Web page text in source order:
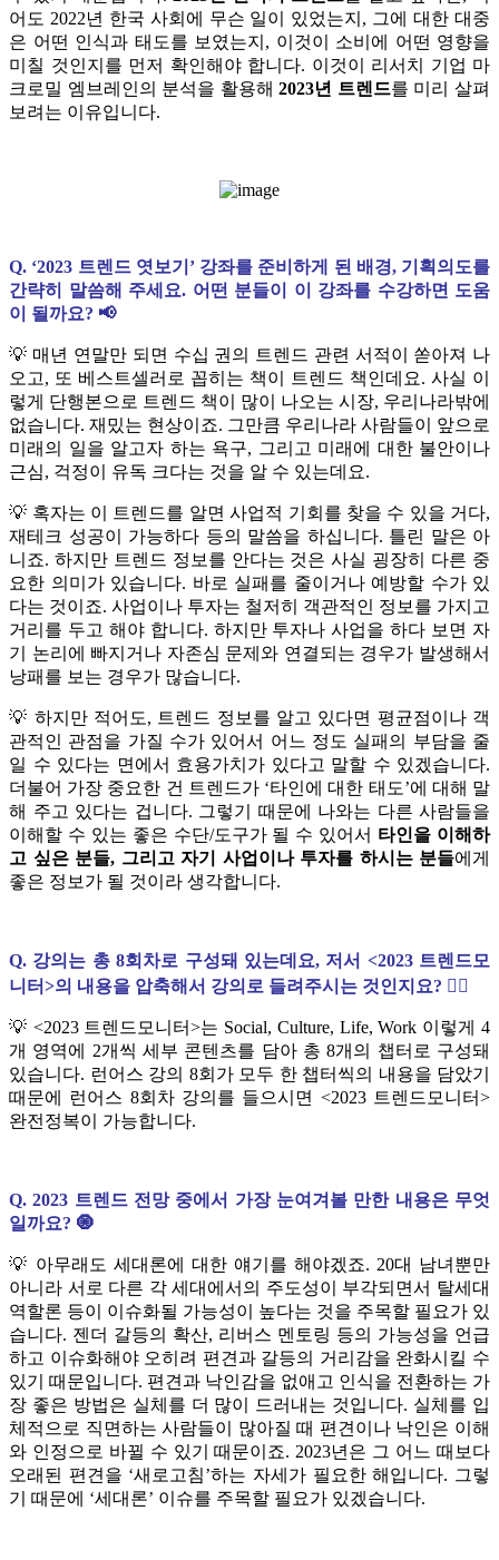
어도 2022년 한국 사회에 무슨 일이 있었는지, 그에 대한 대중
은 어떤 인식과 태도를 보였는지, 이것이 소비에 어떤 영향을
미칠 것인지를 먼저 확인해야 합니다. 이것이 리서치 기업 마
크로밀 엠브레인의 분석을 활용해2023년 트렌드를 미리 살펴
보려는 이유입니다.
Q. ‘2023 트렌드 엿보기’ 강좌를 준비하게 된 배경, 기획의도를
간략히 말씀해 주세요. 어떤 분들이 이 강좌를 수강하면 도움
이 될까요? 📢
💡 매년 연말만 되면 수십 권의 트렌드 관련 서적이 쏟아져 나
오고, 또 베스트셀러로 꼽히는 책이 트렌드 책인데요. 사실 이
렇게 단행본으로 트렌드 책이 많이 나오는 시장, 우리나라밖에
없습니다. 재밌는 현상이죠. 그만큼 우리나라 사람들이 앞으로
미래의 일을 알고자 하는 욕구, 그리고 미래에 대한 불안이나
근심, 걱정이 유독 크다는 것을 알 수 있는데요.
💡 혹자는 이 트렌드를 알면 사업적 기회를 찾을 수 있을 거다,
재테크 성공이 가능하다 등의 말씀을 하십니다. 틀린 말은 아
니죠. 하지만 트렌드 정보를 안다는 것은 사실 굉장히 다른 중
요한 의미가 있습니다. 바로 실패를 줄이거나 예방할 수가 있
다는 것이죠. 사업이나 투자는 철저히 객관적인 정보를 가지고
거리를 두고 해야 합니다. 하지만 투자나 사업을 하다 보면 자
기 논리에 빠지거나 자존심 문제와 연결되는 경우가 발생해서
낭패를 보는 경우가 많습니다.
💡 하지만 적어도, 트렌드 정보를 알고 있다면 평균점이나 객
관적인 관점을 가질 수가 있어서 어느 정도 실패의 부담을 줄
일 수 있다는 면에서 효용가치가 있다고 말할 수 있겠습니다.
더불어 가장 중요한 건 트렌드가 ‘타인에 대한 태도’에 대해 말
해 주고 있다는 겁니다. 그렇기 때문에 나와는 다른 사람들을
이해할 수 있는 좋은 수단/도구가 될 수 있어서 타인을 이해하
고 싶은 분들, 그리고 자기 사업이나 투자를 하시는 분들에게
좋은 정보가 될 것이라 생각합니다.
Q. 강의는 총 8회차로 구성돼 있는데요, 저서 <2023 트렌드모
니터>의 내용을 압축해서 강의로 들려주시는 것인지요? 🙋‍♂️
💡 <2023 트렌드모니터>는 Social, Culture, Life, Work 이렇게 4
개 영역에 2개씩 세부 콘텐츠를 담아 총 8개의 챕터로 구성돼
있습니다. 런어스 강의 8회가 모두 한 챕터씩의 내용을 담았기
때문에 런어스 8회차 강의를 들으시면 <2023 트렌드모니터>
완전정복이 가능합니다.
Q. 2023 트렌드 전망 중에서 가장 눈여겨볼 만한 내용은 무엇
일까요? 🧿
💡 아무래도 세대론에 대한 얘기를 해야겠죠. 20대 남녀뿐만
아니라 서로 다른 각 세대에서의 주도성이 부각되면서 탈세대
역할론 등이 이슈화될 가능성이 높다는 것을 주목할 필요가 있
습니다. 젠더 갈등의 확산, 리버스 멘토링 등의 가능성을 언급
하고 이슈화해야 오히려 편견과 갈등의 거리감을 완화시킬 수
있기 때문입니다. 편견과 낙인감을 없애고 인식을 전환하는 가
장 좋은 방법은 실체를 더 많이 드러내는 것입니다. 실체를 입
체적으로 직면하는 사람들이 많아질 때 편견이나 낙인은 이해
와 인정으로 바뀔 수 있기 때문이죠. 2023년은 그 어느 때보다
오래된 편견을 ‘새로고침’하는 자세가 필요한 해입니다. 그렇
기 때문에 ‘세대론’ 이슈를 주목할 필요가 있겠습니다.